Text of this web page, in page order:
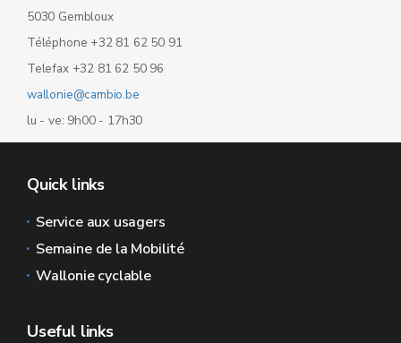
5030 Gembloux
Téléphone +32 81 62 50 91
Telefax +32 81 62 50 96
wallonie@cambio.be
lu - ve: 9h00 - 17h30
Quick links
Service aux usagers
Semaine de la Mobilité
Wallonie cyclable
Useful links